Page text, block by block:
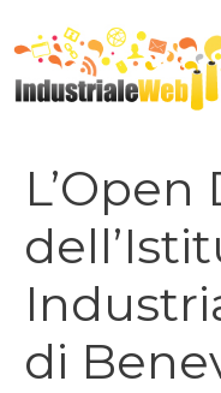
al
contenuto
L’Open
di